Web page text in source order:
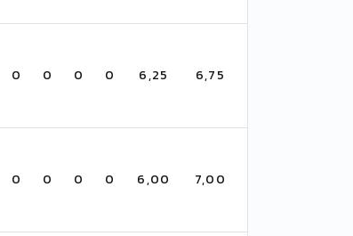
0 0 0 0 6,25 6,75
0 0 0 0 6,00 7,00